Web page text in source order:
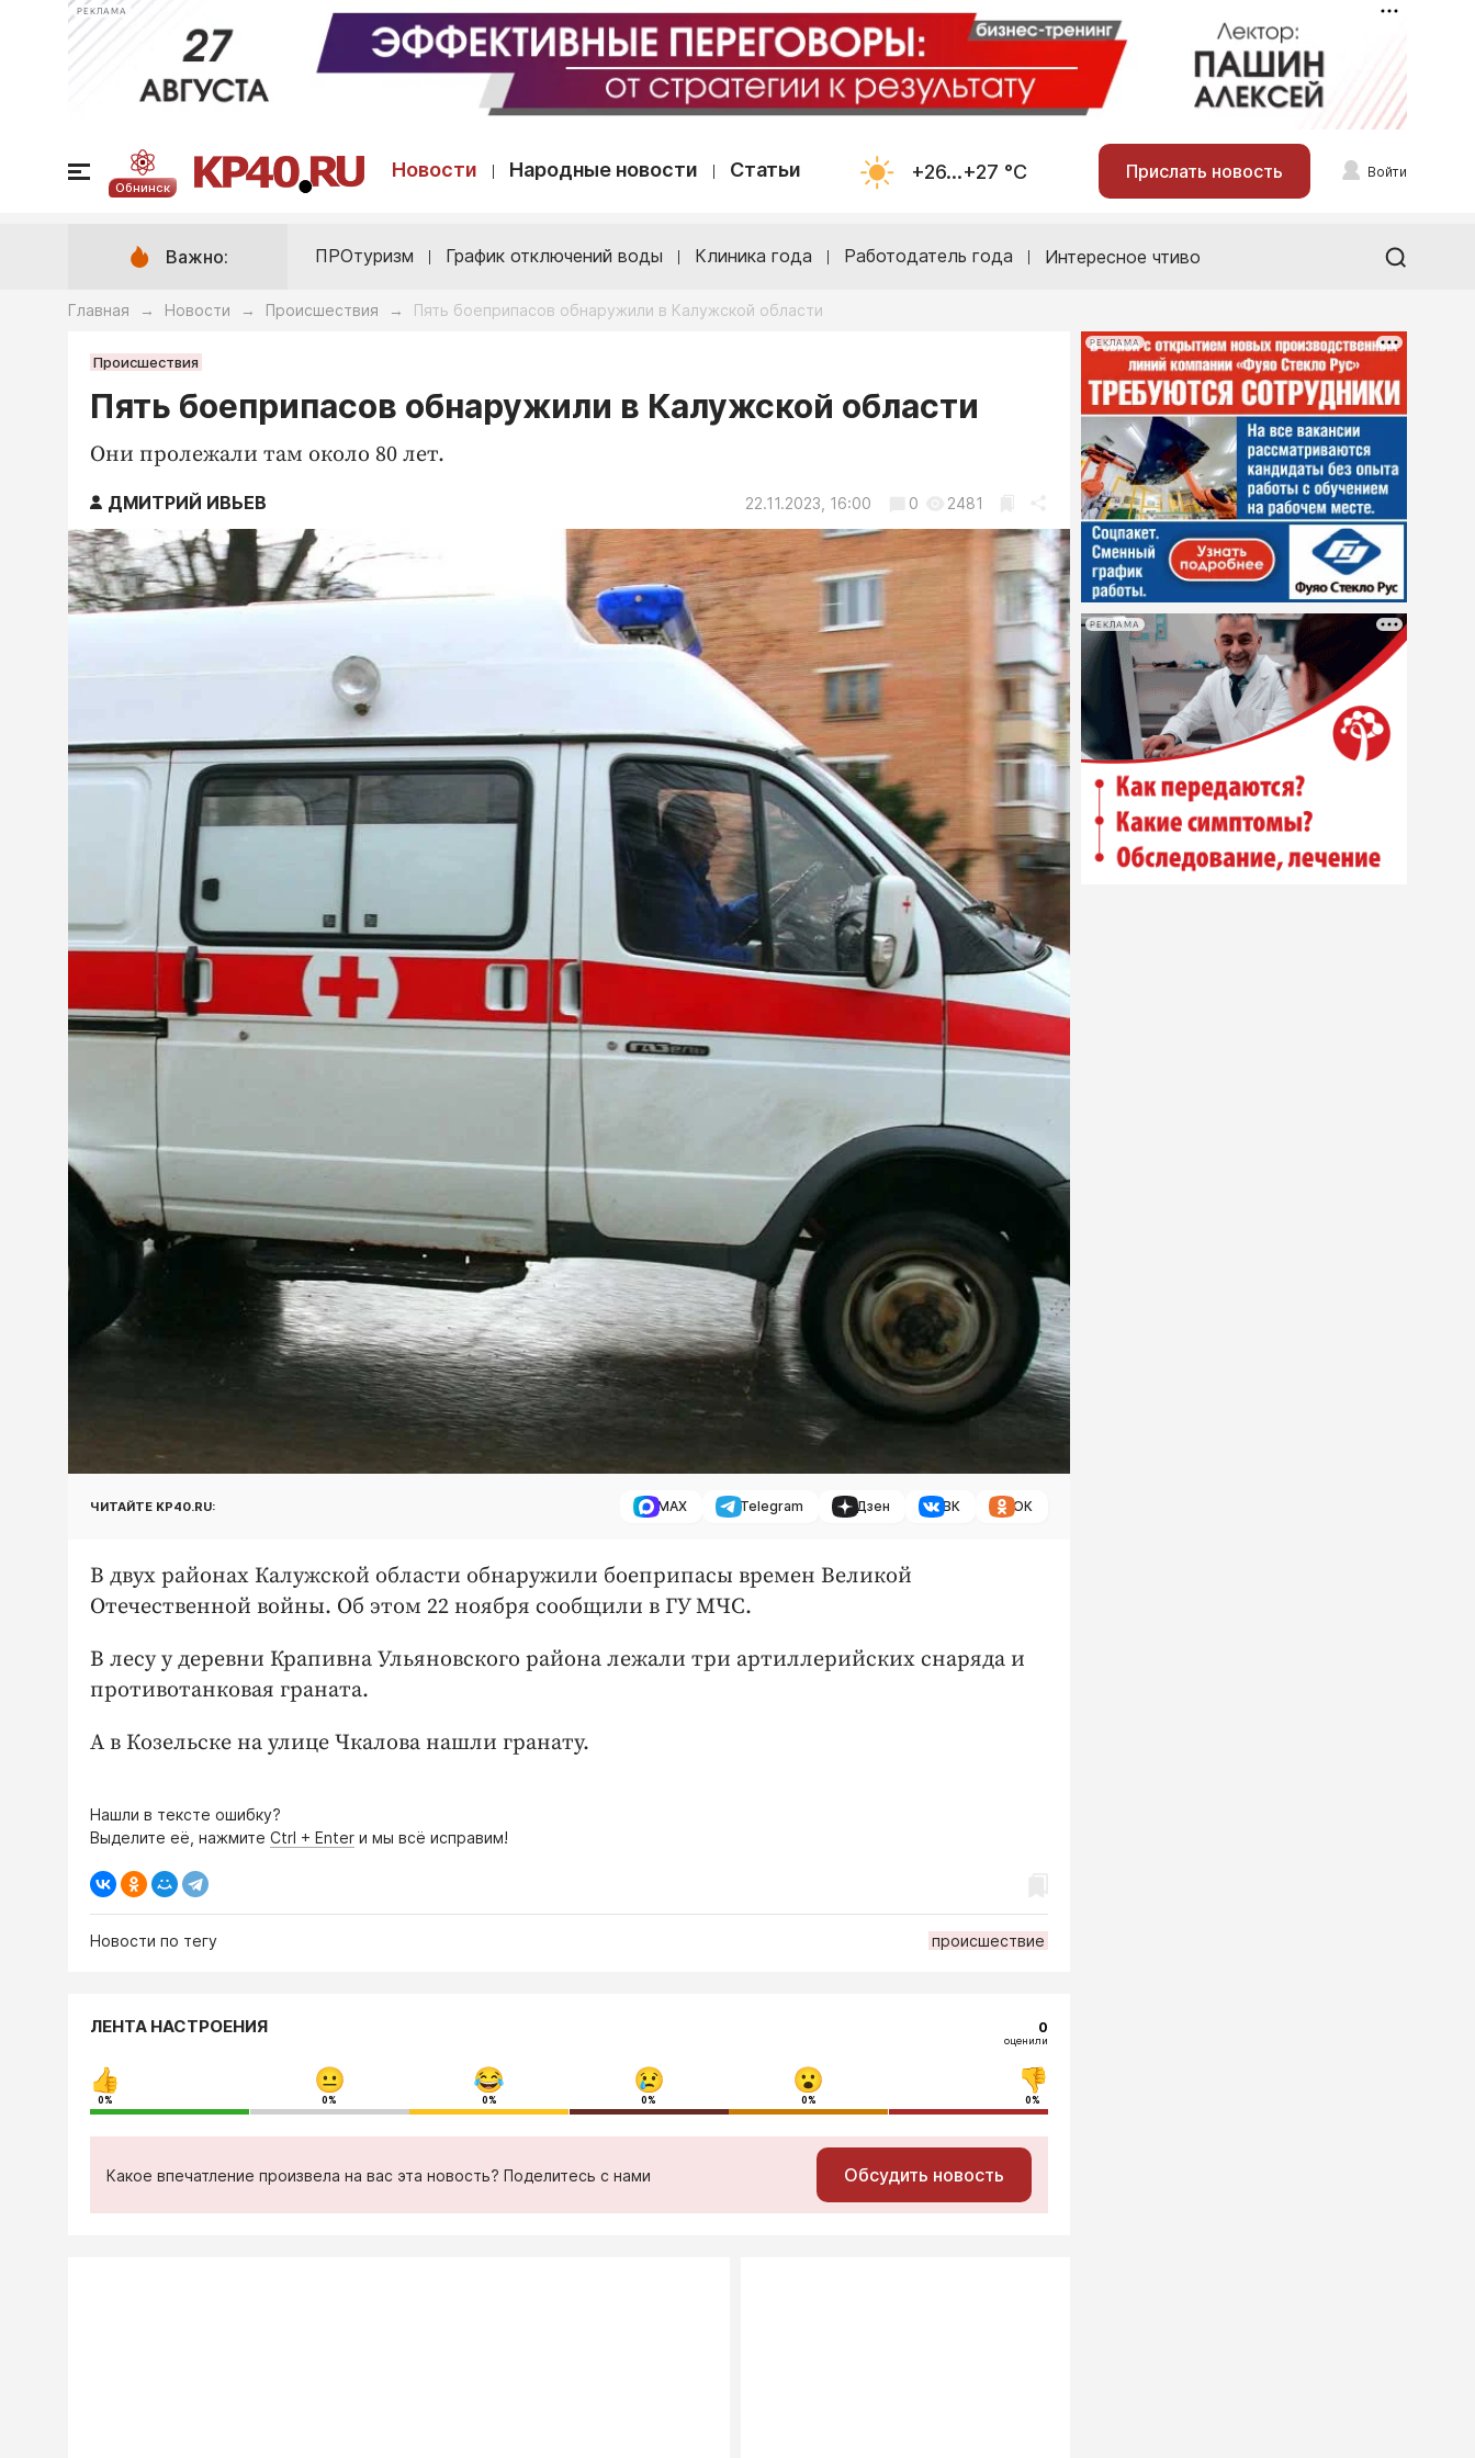
РЕКЛАМА
Обнинск
Новости Народные новости Статьи +26...+27 °С Прислать новость Войти
Важно: ПРОтуризм График отключений воды Клиника года Работодатель года Интересное чтиво
Главная → Новости → Происшествия → Пять боеприпасов обнаружили в Калужской области
Происшествия
Пять боеприпасов обнаружили в Калужской области
Они пролежали там около 80 лет.
ДМИТРИЙ ИВЬЕВ 22.11.2023, 16:00 0 2481
ЧИТАЙТЕ KP40.RU: MAX Telegram Дзен ВК ОК
В двух районах Калужской области обнаружили боеприпасы времен Великой
Отечественной войны. Об этом 22 ноября сообщили в ГУ МЧС.
В лесу у деревни Крапивна Ульяновского района лежали три артиллерийских снаряда и
противотанковая граната.
А в Козельске на улице Чкалова нашли гранату.
Нашли в тексте ошибку?
Выделите её, нажмите Ctrl + Enter и мы всё исправим!
Новости по тегу происшествие
РЕКЛАМА
РЕКЛАМА
ЛЕНТА НАСТРОЕНИЯ 0
оценили
0% 0% 0% 0% 0% 0%
Какое впечатление произвела на вас эта новость? Поделитесь с нами Обсудить новость